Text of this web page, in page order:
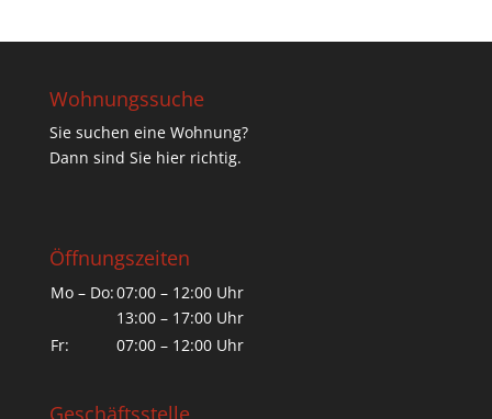
Wohnungssuche
Sie suchen eine Wohnung?
Dann sind Sie hier richtig.
Öffnungszeiten
Mo – Do:07:00 – 12:00 Uhr
13:00 – 17:00 Uhr
Fr:
07:00 – 12:00 Uhr